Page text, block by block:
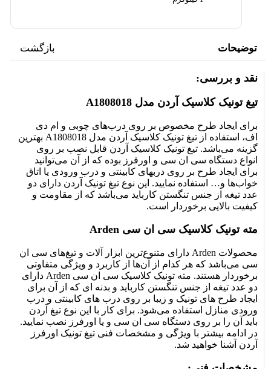
محصولات Arden دارای متنوع‌ترین ابزار آلات و تیغ‌های سی ان سی
جنس تنگستن کارباید و بدنه ای که از آن برای ایجاد طرح های تونیک
و زیبا بر روی درب های کابینتی و درب ورودی منازل استفاده
می‌شود. برای کار با این نوع تیغ آردن باید آن را بر روی دستگاه سی
ان سی و یا اورفرز نصب نمایید. در ادامه بیشتر با ویژگی و
مشخصات فنی تیغ تونیک اورفرز آردن آشنا خواهید شد.
مشخصات فنی:
ویژگی های محصول
ساخت : تایوان
شفت : 12 میلی‌ متر
ارتفاع کارگیر : 10.5 میلی‌ متر
شعاع انحنا اول : 7.14 میلی‌ متر
شعاع انحنا دوم : 4.76 میلی‌ متر
نوع تیغه : غیر قابل تعویض
جنس تیغه : تنگستن کارباید
توضیحات بازگشت
نقد و بررسی:
تیغ تونیک کلاسیک آردن مدل A1808018
برای ایجاد طرح مخصوص بر روی درب‌های چوبی و ام دی
اف، استفاده از تیغ تونیک کلاسیک آردن مدل A1808018 بهترین
گزینه می‌باشد. تیغ تونیک کلاسیک آردن قابل نصب بر روی
انواع دستگاه سی ان سی و اورفرز بوده که از آن می‌توانید
برای ایجاد طرح بر روی دربهای کابینتی و درب ورودی یا اتاق
خواب‌ها و… استفاده نمایید. این نوع تیغ تونیک آردن دارای دو
عدد تیغه از جنس تنگستن کارباید می‌باشد که از مقاومت و
کیفیت بالایی برخوردار است.
مته تونیک کلاسیک سی ان سی Arden
محصولات Arden دارای متنوع‌ترین ابزار آلات و تیغ‌های سی ان
سی می‌باشد که هر کدام از آن‌ها از کاربرد و ویژگی متفاوتی
برخوردار هستند. مته تونیک کلاسیک سی ان سی Arden دارای
دو عدد تیغه از جنس تنگستن کارباید و بدنه ای که از آن برای
ایجاد طرح های تونیک و زیبا بر روی درب های کابینتی و درب
ورودی منازل استفاده می‌شود. برای کار با این نوع تیغ آردن
باید آن را بر روی دستگاه سی ان سی و یا اورفرز نصب نمایید.
در ادامه بیشتر با ویژگی و مشخصات فنی تیغ تونیک اورفرز
آردن آشنا خواهید شد.